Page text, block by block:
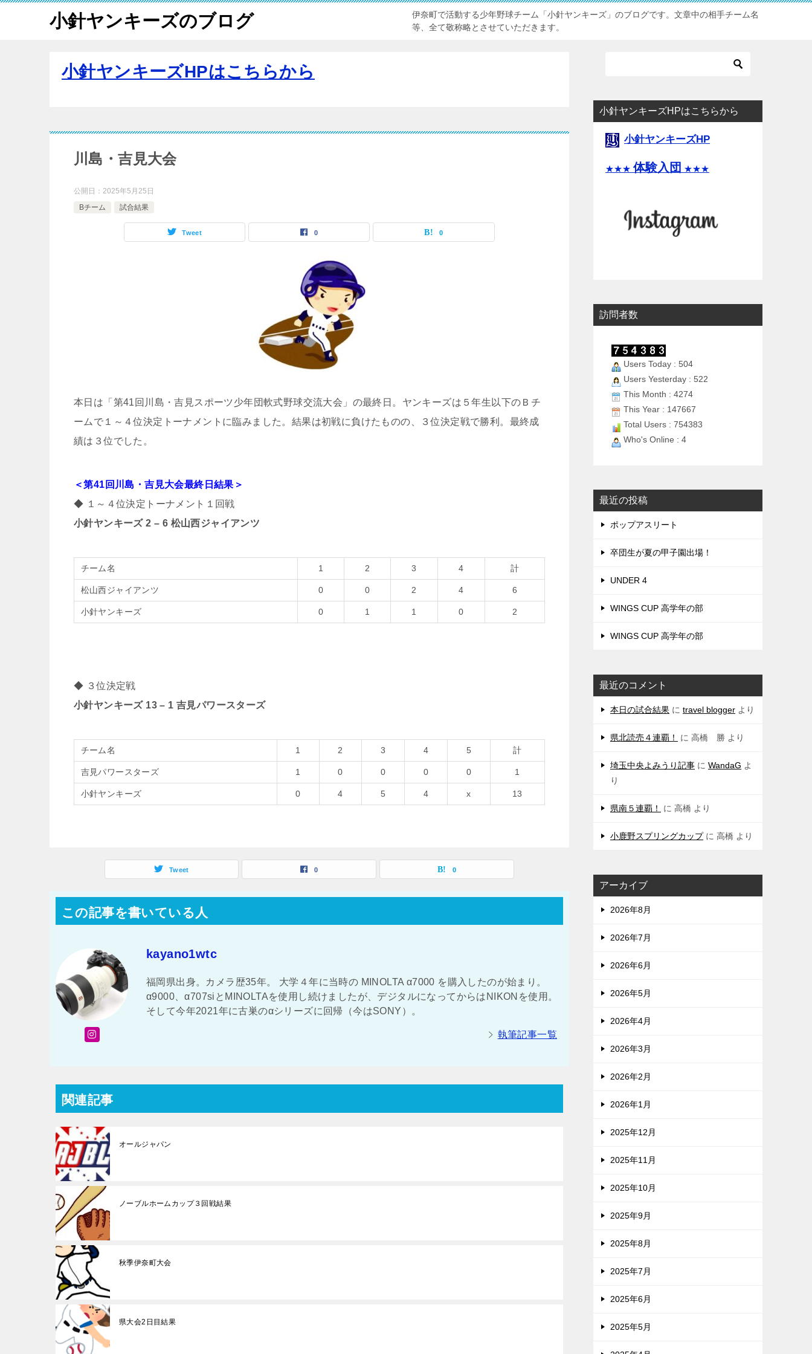
小針ヤンキーズのブログ
伊奈町で活動する少年野球チーム「小針ヤンキーズ」のブログです。文章中の相手チーム名
等、全て敬称略とさせていただきます。
小針ヤンキーズHPはこちらから
川島・吉見大会
公開日： 2025年5月25日
Bチーム
試合結果
Tweet 0 0
本日は「第41回川島・吉見スポーツ少年団軟式野球交流大会」の最終日。ヤンキーズは５年生以下のＢチ
ームで１～４位決定トーナメントに臨みました。結果は初戦に負けたものの、３位決定戦で勝利。最終成
績は３位でした。
＜第41回川島・吉見大会最終日結果 ＞
◆ １～４位決定トーナメント１回戦
小針ヤンキーズ 2 – 6 松山西ジャイアンツ
チーム名 1 2 3 4 計
松山西ジャイアンツ 0 0 2 4 6
小針ヤンキーズ 0 1 1 0 2
◆ ３位決定戦
小針ヤンキーズ 13 – 1 吉見パワースターズ
チーム名 1 2 3 4 5 計
吉見パワースターズ 1 0 0 0 0 1
小針ヤンキーズ 0 4 5 4 x 13
Tweet 0 0
この記事を書いている人
kayano1wtc
福岡県出身。カメラ歴35年。 大学４年に当時の MINOLTA α7000 を購入したのが始まり。
α9000、α707siとMINOLTAを使用し続けましたが、デジタルになってからはNIKONを使用。
そして今年2021年に古巣のαシリーズに回帰（今はSONY）。
執筆記事一覧
関連記事
オールジャパン
ノーブルホームカップ３回戦結果
秋季伊奈町大会
県大会2日目結果
小針ヤンキーズHPはこちらから
小針ヤンキーズHP
★★★ 体験入団 ★★★
訪問者数
Users Today : 504
Users Yesterday : 522
This Month : 4274
This Year : 147667
Total Users : 754383
Who's Online : 4
最近の投稿
ポップアスリート
卒団生が夏の甲子園出場！
UNDER 4
WINGS CUP 高学年の部
WINGS CUP 高学年の部
最近のコメント
本日の試合結果 に travel blogger より
県北読売４連覇！ に 高橋 勝 より
埼玉中央よみうり記事 に WandaG よ
り
県南５連覇！ に 高橋 より
小鹿野スプリングカップに 高橋 より
アーカイブ
2026年8月
2026年7月
2026年6月
2026年5月
2026年4月
2026年3月
2026年2月
2026年1月
2025年12月
2025年11月
2025年10月
2025年9月
2025年8月
2025年7月
2025年6月
2025年5月